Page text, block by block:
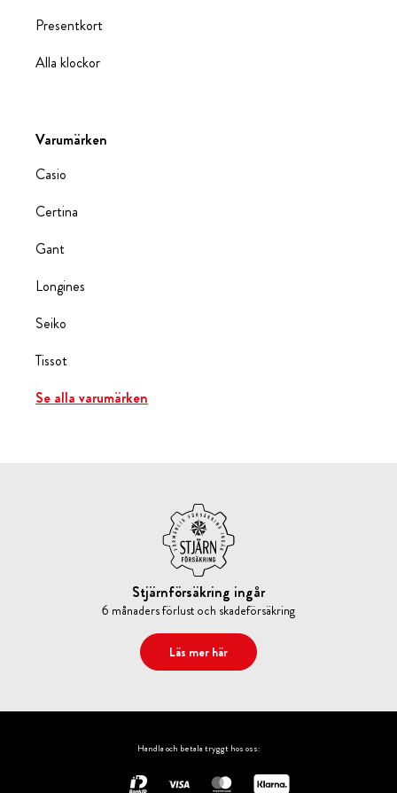
Presentkort
Alla klockor
Varumärken
Casio
Certina
Gant
Longines
Seiko
Tissot
Se alla varumärken
Stjärnförsäkring ingår
6 månaders förlust och skadeförsäkring
Läs mer här
Handla och betala tryggt hos oss: